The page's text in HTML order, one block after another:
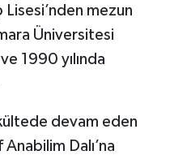
mezun
Üniversitesi
1990 yılında
devam eden
Dalı’na